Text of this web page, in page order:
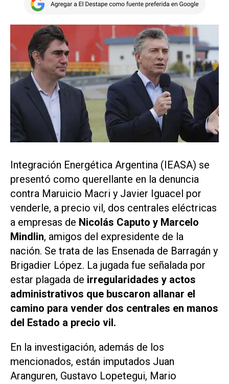
Integración Energética Argentina (IEASA) se
presentó como querellante en la denuncia
contra Maruicio Macri y Javier Iguacel por
venderle, a precio vil, dos centrales eléctricas
a empresas de Nicolás Caputo y Marcelo
Mindlin, amigos del expresidente de la
nación. Se trata de las Ensenada de Barragán y
Brigadier López. La jugada fue señalada por
estar plagada de irregularidades y actos
administrativos que buscaron allanar el
camino para vender dos centrales en manos
del Estado a precio vil.
En la investigación, además de los
mencionados, están imputados Juan
Aranguren, Gustavo Lopetegui, Mario